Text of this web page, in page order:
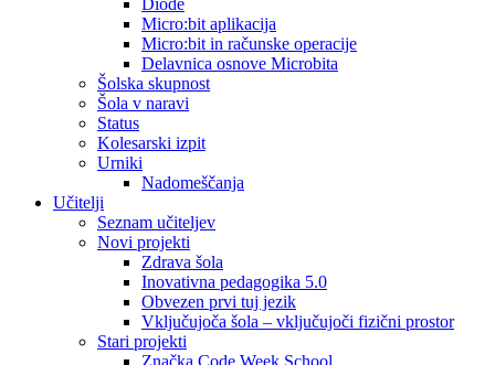
Diode
Micro:bit aplikacija
Micro:bit in računske operacije
Delavnica osnove Microbita
Šolska skupnost
Šola v naravi
Status
Kolesarski izpit
Urniki
Nadomeščanja
Učitelji
Seznam učiteljev
Novi projekti
Zdrava šola
Inovativna pedagogika 5.0
Obvezen prvi tuj jezik
Vključujoča šola – vključujoči fizični prostor
Stari projekti
Značka Code Week School